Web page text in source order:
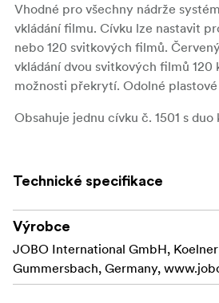
Vhodné pro všechny nádrže
vkládání filmu. Cívku lze nastavit
nebo 120 svitkových filmů.
vkládání dvou svitkových filmů 120
možnosti překrytí. Odolné
Obsahuje jednu cívku č. 1501 s duo
Technické specifikace
Výrobce
JOBO International GmbH, Koelner
Gummersbach, Germany,